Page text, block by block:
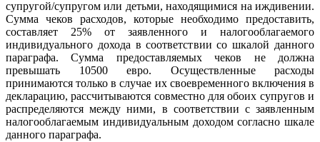
супругой/супругом или детьми, находящимися на иждивении.
Сумма чеков расходов, которые необходимо предоставить,
составляет 25% от заявленного и налогооблагаемого
индивидуального дохода в соответствии со шкалой данного
параграфа. Сумма предоставляемых чеков не должна
превышать 10500 евро. Осуществленные расходы
принимаются только в случае их своевременного включения в
декларацию, рассчитываются совместно для обоих супругов и
распределяются между ними, в соответствии с заявленным
налогооблагаемым индивидуальным доходом согласно шкале
данного параграфа.